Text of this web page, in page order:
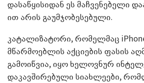
დასაწყისიდან ეს მაჩვენებელი
ით არის გაუმჯობესებული.
კატალიზატორი, რომელმაც
მწარმოებლის აქციების ფასის
გამოიწვია, იყო ხელოვნურ
დაკავშირებული სიახლეები,